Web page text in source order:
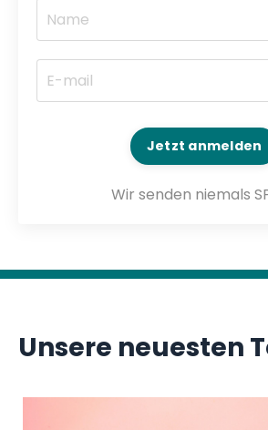
Jetzt anmelden
Wir senden niemals
Unsere neuesten